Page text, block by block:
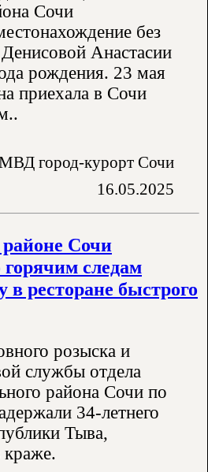
Сочи
без
Анастасии
рождения. 23 мая
приехала в Сочи
город-курорт Сочи
16.05.2025
Сочи
следам
ресторане быстрого
розыска и
службы отдела
района Сочи по
34-летнего
Тыва,
краже.